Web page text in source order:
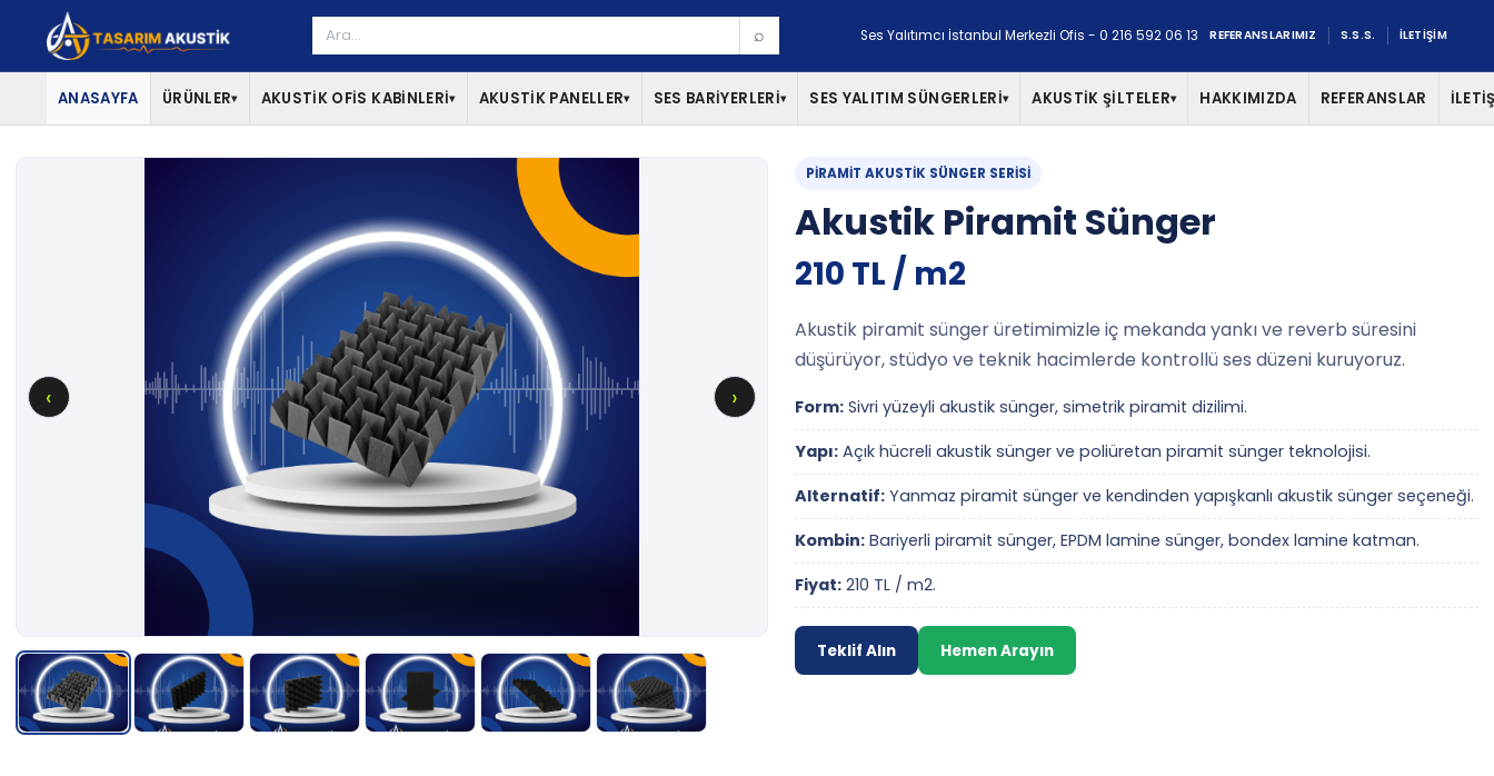
⌕ Ses Yalıtımcı İstanbul Merkezli Ofis - 0 216 592 06 13 REFERANSLARIMIZ S.S.S. İLETİŞİM
ANASAYFA ÜRÜNLER▾ AKUSTİK OFİS KABİNLERİ▾ AKUSTİK PANELLER▾ SES BARİYERLERİ▾ SES YALITIM SÜNGERLERİ▾ AKUSTİK ŞİLTELER▾ HAKKIMIZDA REFERANSLAR
‹ ›
PIRAMIT AKUSTIK SÜNGER SERISI
Akustik Piramit Sünger
210 TL / m2
Akustik piramit sünger üretimimizle iç mekanda yankı ve reverb süresini
düşürüyor, stüdyo ve teknik hacimlerde kontrollü ses düzeni kuruyoruz.
Form:Sivri yüzeyli akustik sünger, simetrik piramit dizilimi.
Yapı:Açık hücreli akustik sünger ve poliüretan piramit sünger teknolojisi.
Alternatif:Yanmaz piramit sünger ve kendinden yapışkanlı akustik sünger seçeneği.
Kombin:Bariyerli piramit sünger, EPDM lamine sünger, bondex lamine katman.
Fiyat:210 TL / m2.
Teklif Alın Hemen Arayın